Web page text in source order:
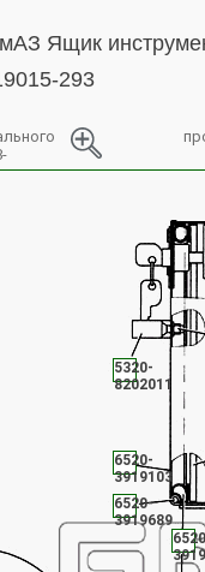
Ящик
293
6520-
3919103
6520-
3919689
5320-
8202011